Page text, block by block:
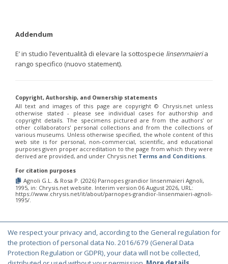
We respect your privacy and, according to the General regulation for
the protection of personal data No. 2016/679 (General Data
Protection Regulation or GDPR), your data will not be collected,
Addendum
E’ in studio l’eventualità di elevare la sottospecie linsenmaieria
rango specifico (nuovo statement).
Copyright, Authorship, and Ownership statements
All text and images of this page are copyright ©️ Chrysis.net unless
otherwise stated - please see individual cases for authorship and
copyright details. The specimens pictured are from the authors' or
other collaborators' personal collections and from the collections of
various museums. Unless otherwise specified, the whole content of this
web site is for personal, non-commercial, scientific, and educational
purposes given proper accreditation to the page from which they were
derived are provided, and under Chrysis.net Terms and Conditions.
For citation purposes
Agnoli G.L. & Rosa P. (2026) Parnopes grandior linsenmaieri Agnoli,
1995, in: Chrysis.net website. Interim version 06 August 2026, URL:
https://www.chrysis.net/it/about/parnopes-grandior-linsenmaieri-agnoli-
1995/.
© Copyright 2000-2026 Chrysis.net. All Rights Reserved.
Terms and Conditions |Privacy Policy